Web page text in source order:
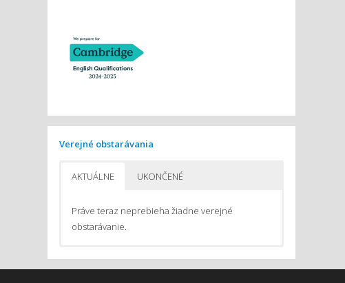
Verejné obstarávania
AKTUÁLNE UKONČENÉ
Práve teraz neprebieha žiadne verejné
obstarávanie.